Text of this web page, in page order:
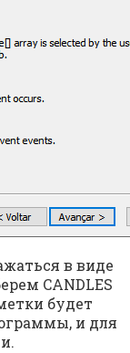
в виде
CANDLES
будет
и для